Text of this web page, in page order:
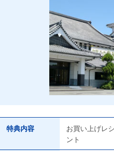
特典内容
お買い上げレ
ント